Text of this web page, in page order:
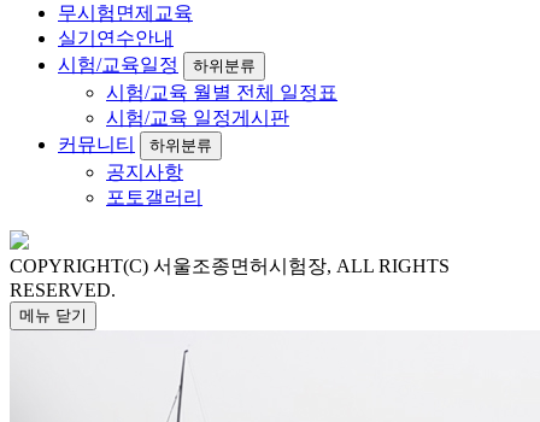
무시험면제교육
실기연수안내
시험/교육일정
하위분류
시험/교육 월별 전체 일정표
시험/교육 일정게시판
커뮤니티
하위분류
공지사항
포토갤러리
COPYRIGHT(C) 서울조종면허시험장, ALL RIGHTS
RESERVED.
메뉴 닫기